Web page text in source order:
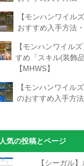
【モンハンワイル
おすすめ入手方法
【モンハンワイル
すめ「スキル(装飾
【MHWS】
【モンハンワイル
のおすすめ入手方
人気の投稿とページ
【シーガル